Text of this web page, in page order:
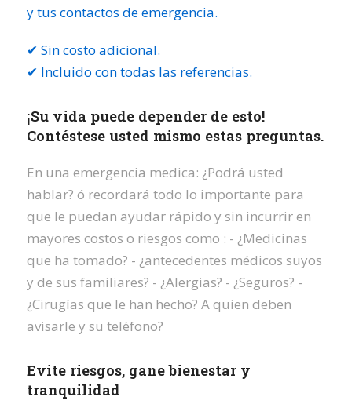
y tus contactos de emergencia.
✔ Sin costo adicional.
✔ Incluido con todas las referencias.
¡Su vida puede depender de esto!
Contéstese usted mismo estas preguntas.
En una emergencia medica: ¿Podrá usted
hablar? ó recordará todo lo importante para
que le puedan ayudar rápido y sin incurrir en
mayores costos o riesgos como : - ¿Medicinas
que ha tomado? - ¿antecedentes médicos suyos
y de sus familiares? - ¿Alergias? - ¿Seguros? -
¿Cirugías que le han hecho? A quien deben
avisarle y su teléfono?
Evite riesgos, gane bienestar y
tranquilidad